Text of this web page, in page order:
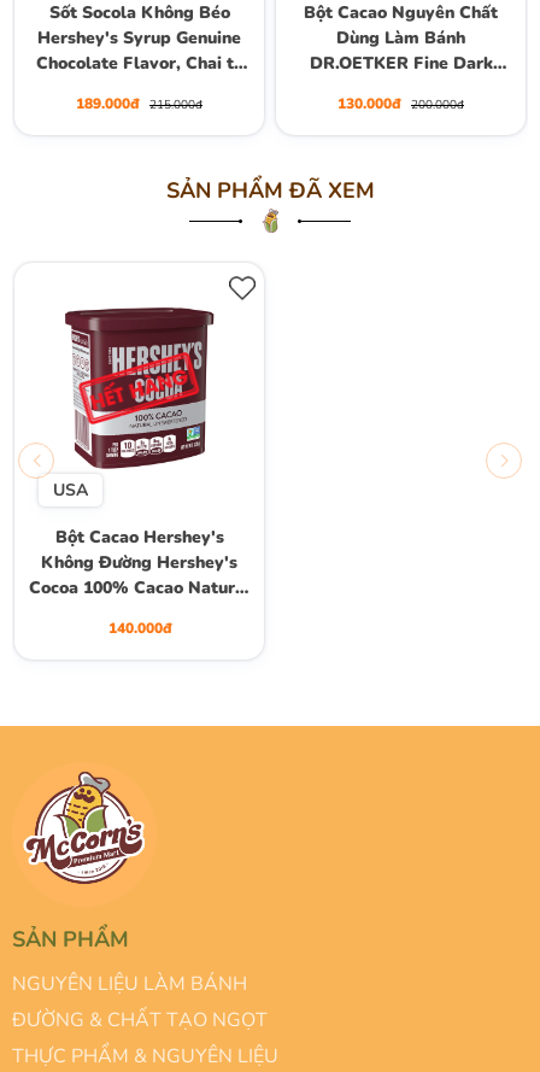
Sốt Socola Không Béo
Hershey's Syrup Genuine
Chocolate Flavor, Chai to
189.000đ 215.000đ
Bột Cacao Nguyên Chất
Dùng Làm Bánh
DR.OETKER Fine Dark
Bakers, Hộp 190g
130.000đ 200.000đ
SẢN PHẨM ĐÃ XEM
USA
Bột Cacao Hershey's
Không Đường Hershey's
Cocoa 100% Cacao Natural
Oz.)
140.000đ
SẢN PHẨM
NGUYÊN LIỆU LÀM BÁNH
ĐƯỜNG & CHẤT TẠO NGỌT
THỰC PHẨM & NGUYÊN LIỆU